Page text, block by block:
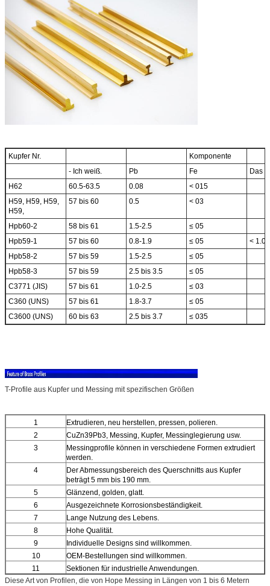
Kupfer Nr.
Komponente
- Ich weiß.
Pb Fe
Das
H62
60.5-63.5 0.08
< 015
H59, H59, H59,
H59,
57 bis 60 0.5 < 03
Hpb60-2 58 bis 61 1.5-2.5
≤ 05
Hpb59-1
57 bis 60 0.8-1.9 ≤ 05
< 1.0
Hpb58-2
57 bis 59 1.5-2.5
≤ 05
Hpb58-3
57 bis 59 2.5 bis 3.5
≤ 05
C3771 (JIS)
57 bis 61 1.0-2.5
≤ 03
C360 (UNS)
57 bis 61 1.8-3.7
≤ 05
C3600 (UNS)
60 bis 63 2.5 bis 3.7 ≤ 035
T-Profile aus Kupfer und Messing mit spezifischen Größen
1
Extrudieren, neu herstellen, pressen, polieren.
2
CuZn39Pb3, Messing, Kupfer, Messinglegierung usw.
3
Messingprofile können in verschiedene Formen extrudiert
werden.
4
Der Abmessungsbereich des Querschnitts aus Kupfer
beträgt 5 mm bis 190 mm.
5
Glänzend, golden, glatt.
6
Ausgezeichnete Korrosionsbeständigkeit.
7
Lange Nutzung des Lebens.
8
Hohe Qualität.
9
Individuelle Designs sind willkommen.
10
OEM-Bestellungen sind willkommen.
11
Sektionen für industrielle Anwendungen.
Diese Art von Profilen, die von Hope Messing in Längen von 1 bis 6 Metern